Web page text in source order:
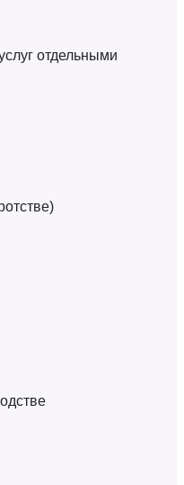
отдельными